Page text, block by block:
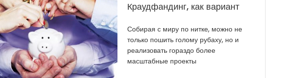
Краудфандинг, как вариант
Собирая с миру по нитке, можно не
только пошить голому рубаху, но и
реализовать гораздо более
масштабные проекты